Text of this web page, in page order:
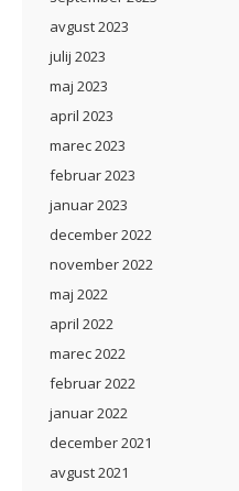
avgust 2023
julij 2023
maj 2023
april 2023
marec 2023
februar 2023
januar 2023
december 2022
november 2022
maj 2022
april 2022
marec 2022
februar 2022
januar 2022
december 2021
avgust 2021